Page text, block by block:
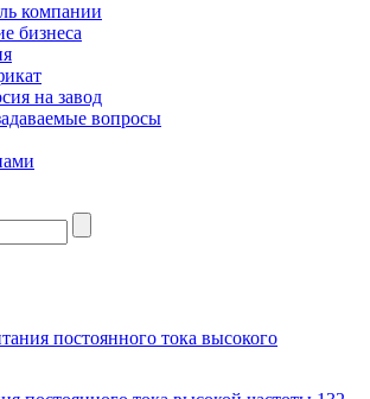
компании
бизнеса
на завод
вопросы
постоянного тока высокого